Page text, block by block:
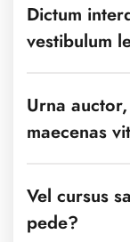
Dictum
vestibulum
Urna
maecenas
Vel cursus
pede?